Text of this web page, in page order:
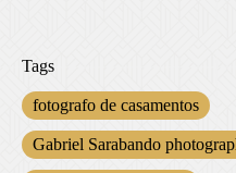
Tags
fotografo de casamentos
Gabriel Sarabando